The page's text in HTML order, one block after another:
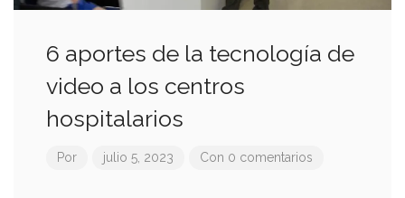
6 aportes de la tecnología de
video a los centros
hospitalarios
Por julio 5, 2023 Con 0 comentarios